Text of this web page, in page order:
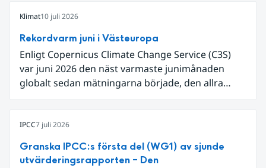
Klimat10 juli 2026
Rekordvarm juni i Västeuropa
Enligt Copernicus Climate Change Service (C3S)
var juni 2026 den näst varmaste junimånaden
globalt sedan mätningarna började, den allra
begränsar oss till Västeuropa var det den allra
varmaste juni. Detta betingades till stor del av en
extrem hetta i slutet av månaden. Världshavens
IPCC7 juli 2026
Granska IPCC:s första del (WG1) av sjunde
utvärderingsrapporten – Den